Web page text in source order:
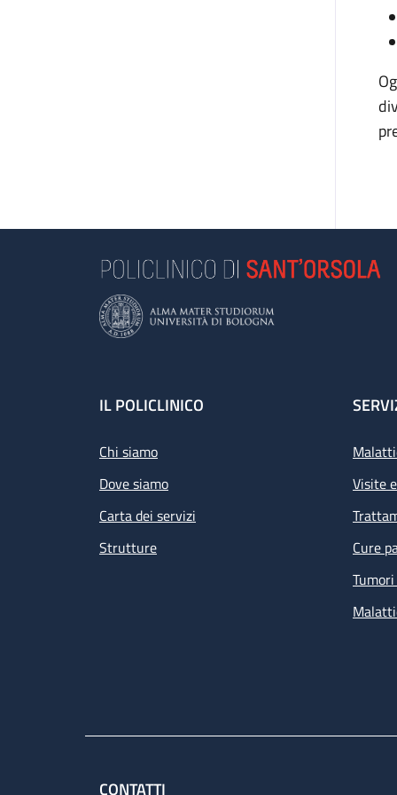
Footer
IL POLICLINICO
Chi siamo
Dove siamo
Carta dei servizi
Strutture
Visite
Cure
CONTATTI